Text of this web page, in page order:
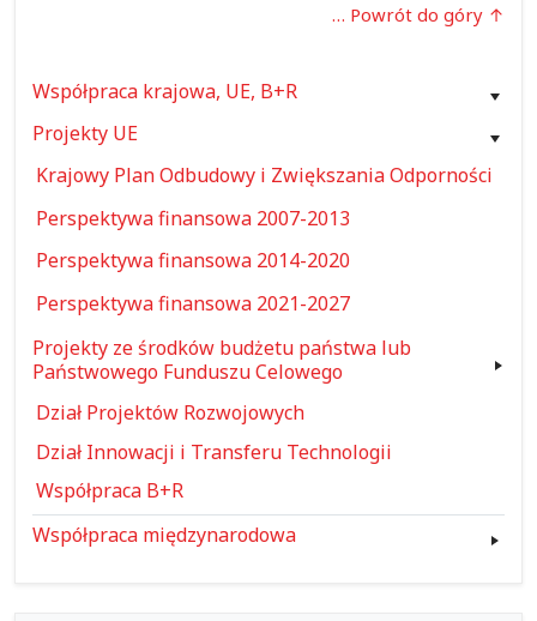
… Powrót do góry
Współpraca krajowa, UE, B+R
Projekty UE
Krajowy Plan Odbudowy i Zwiększania Odporności
Perspektywa finansowa 2007-2013
Perspektywa finansowa 2014-2020
Perspektywa finansowa 2021-2027
Projekty ze środków budżetu państwa lub
Państwowego Funduszu Celowego
Dział Projektów Rozwojowych
Dział Innowacji i Transferu Technologii
Współpraca B+R
Współpraca międzynarodowa